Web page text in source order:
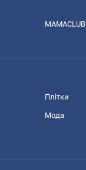
MAMACLUB
Плітки
Мода